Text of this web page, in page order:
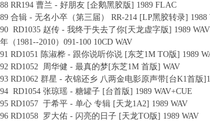
RR194 曹兰 - 好朋友 [企鹅黑胶版] 1989 FLAC
合辑 - 无名小卒（第三届） RR-214 [LP黑胶转录] 1988
RD1035 赵传 - 我终于失去了你[天龙虚字版] 1989 WAV
年（1981--2010）091-100 10CD WAV
RD1051 陈淑桦 - 跟你说听你说 [东芝1M TO版] 1989
RD1052 周华健 - 最真的梦[东芝1M 首版] WAV
RD1062 群星 - 衣锦还乡 八两金电影原声带[台K1首版
RD1054 张琼瑶 - 糖罐子 [台首版] 1989 WAV+CUE
RD1057 于希平 - 单心 专辑 [天龙1A2] 1989 WAV
RD1058 罗大佑 - 闪亮的日子 [天龙TO版] 1989 WAV